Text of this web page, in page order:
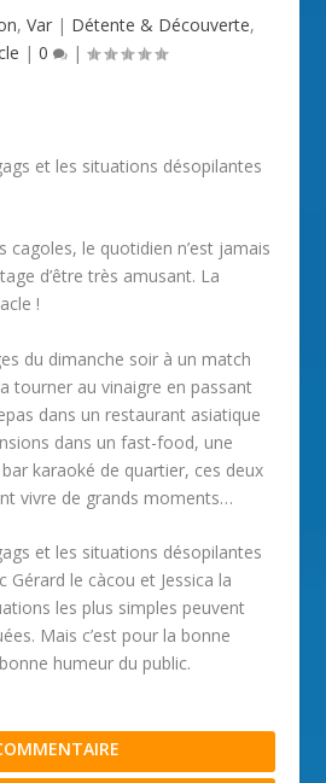
, Var | Détente & Découverte,
| 0 |
et les situations désopilantes
cagoles, le quotidien n’est jamais
d’être très amusant. La
!
du dimanche soir à un match
tourner au vinaigre en passant
dans un restaurant asiatique
dans un fast-food, une
karaoké de quartier, ces deux
vivre de grands moments…
et les situations désopilantes
Gérard le càcou et Jessica la
les plus simples peuvent
Mais c’est pour la bonne
humeur du public.